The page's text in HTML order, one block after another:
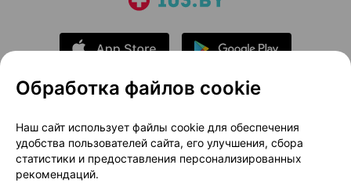
О проекте
Новости проекта
Размещение рекламы
Медицинский маркетинг
Публичный договор
Доставка
Обработка файлов cookie
Наш сайт использует файлы cookie для обеспечения
удобства пользователей сайта, его улучшения, сбора
статистики и предоставления персонализированных
рекомендаций.